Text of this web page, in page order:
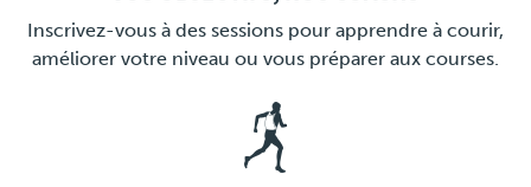
LINK
Inscrivez-vous à des sessions pour apprendre à courir,
améliorer votre niveau ou vous préparer aux courses.